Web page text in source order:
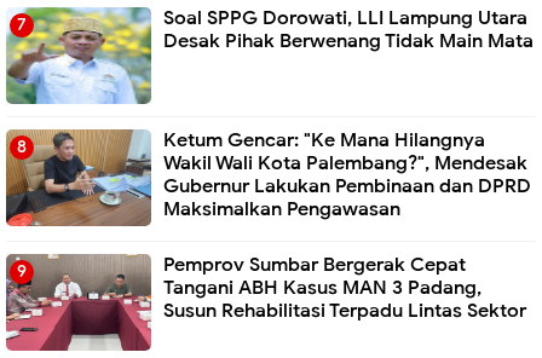
Soal SPPG Dorowati, LLI Lampung Utara
Desak Pihak Berwenang Tidak Main Mata
Ketum Gencar: "Ke Mana Hilangnya
Wakil Wali Kota Palembang?", Mendesak
Gubernur Lakukan Pembinaan dan DPRD
Maksimalkan Pengawasan
Pemprov Sumbar Bergerak Cepat
Tangani ABH Kasus MAN 3 Padang,
Susun Rehabilitasi Terpadu Lintas Sektor